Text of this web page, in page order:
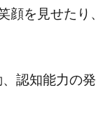
顔を見せたり
認知能力の